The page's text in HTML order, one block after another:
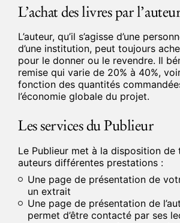
L’achat des livres par
L’auteur, qu’il s’agisse d’une
d’une institution, peut toujours
pour le donner ou le revendre. Il
remise qui varie de 20% à 40%,
fonction des quantités
l’économie globale du projet.
Les services du Publieur
Le Publieur met à la disposition de
auteurs différentes prestations :
Une page de présentation de
un extrait
Une page de présentation de
permet d’être contacté par ses